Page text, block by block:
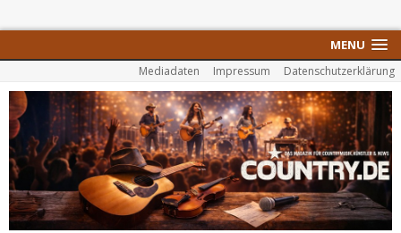
MENU
Mediadaten Impressum Datenschutzerklärung